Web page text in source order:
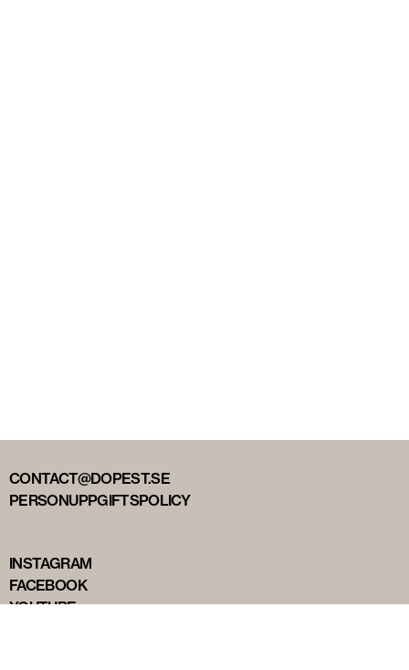
CONTACT@DOPEST.SE
PERSONUPPGIFTSPOLICY
INSTAGRAM
FACEBOOK
YOUTUBE